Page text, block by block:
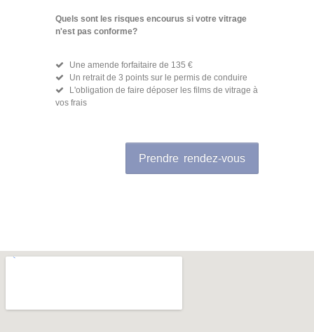
Quels sont les risques encourus si votre vitrage
n'est pas conforme?
Une amende forfaitaire de 135 €
Un retrait de 3 points sur le permis de conduire
L'obligation de faire déposer les films de vitrage à
vos frais
Prendre rendez-vous